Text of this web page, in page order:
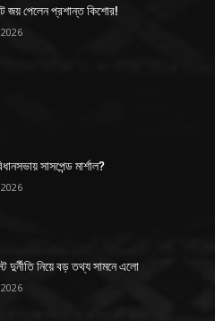
জয় পেলেন প্রশান্ত কিশোর!
সাসপেন্ড মার্শাল?
দুর্নীতি নিয়ে বড় তথ্য সামনে এলো